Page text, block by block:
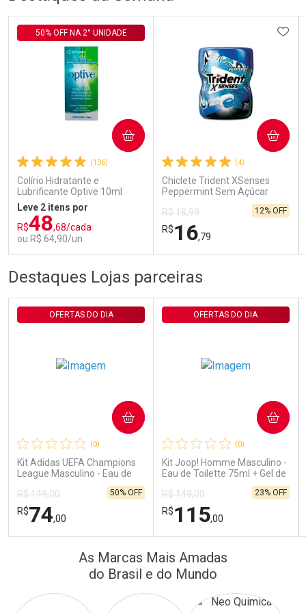
Ativar Desconto
Comprar sem Desconto
Por R$ 29,30/cada
Comprar sem Desconto
Por R$ 29,30/cada
(136)
Colírio Hidratante e
Lubrificante Optive 10ml
50% OFF NA 2° UNIDADE
Leve 2 itens por
R$48,68/cada
ou R$ 64,90/un
COMPRAR
FECHAR
Laboratório
Comprar sem Desconto
Por R$ 64,90/cada
FECHAR
Por Menos
Comprar sem Desconto
Por R$ 64,90/cada
(4)
Chiclete Trident XSenses
Peppermint Sem Açúcar
R$ 18,99
R$16,79
12% OFF
COMPRAR
Comprar sem Desconto
Por R$ 16,79/cada
Por Menos
Comprar sem Desconto
Por R$ 16,79/cada
Destaques Lojas parceiras
(0)
Kit Adidas UEFA Champions
League Masculino - Eau de
Toilette 100ml + Shower Gel
250ml
OFERTAS DO DIA
R$ 149,00
R$74,00
50% OFF
COMPRAR
FECHAR
FECHAR
Por Menos
(0)
Kit Joop! Homme Masculino -
Eau de Toilette 75ml + Gel de
OFERTAS DO DIA
R$ 149,00
R$115,00
23% OFF
COMPRAR
Laboratório
Por Menos
As Marcas Mais Amadas
do Brasil e do Mundo